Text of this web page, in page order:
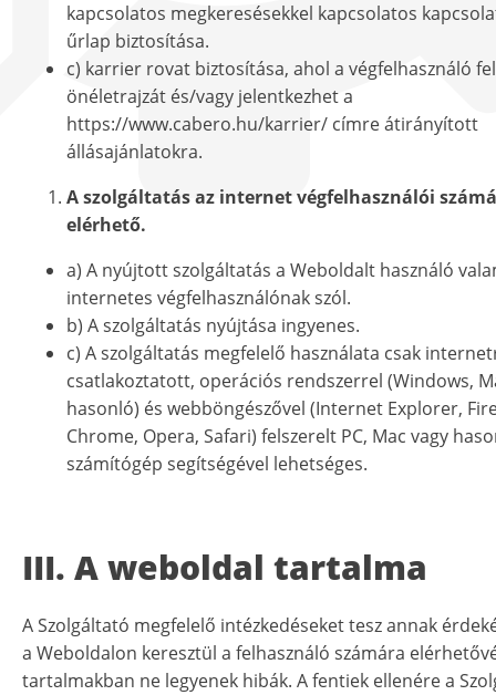
kapcsolatos megkeresésekkel kapcsolatos
űrlap biztosítása.
c) karrier rovat biztosítása, ahol a végfelhasználó
önéletrajzát és/vagy jelentkezhet a
https://www.cabero.hu/karrier/ címre átirányított
állásajánlatokra.
A szolgáltatás az internet végfelhasználói
elérhető.
a) A nyújtott szolgáltatás a Weboldalt használó
internetes végfelhasználónak szól.
b) A szolgáltatás nyújtása ingyenes.
c) A szolgáltatás megfelelő használata csak
csatlakoztatott, operációs rendszerrel (Windows,
hasonló) és webböngészővel (Internet Explorer,
Chrome, Opera, Safari) felszerelt PC, Mac vagy
számítógép segítségével lehetséges.
III. A weboldal tartalma
A Szolgáltató megfelelő intézkedéseket tesz annak
a Weboldalon keresztül a felhasználó számára
tartalmakban ne legyenek hibák. A fentiek ellenére a